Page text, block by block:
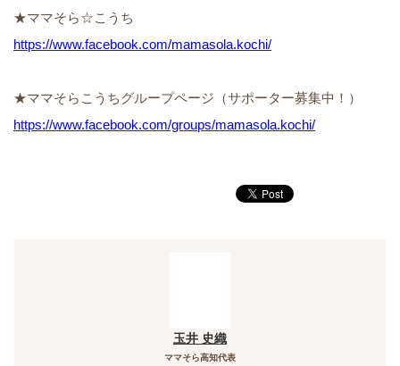
★ママそら☆こうち
https://www.facebook.com/mamasola.kochi/
★ママそらこうちグループページ（サポーター募集中！）
https://www.facebook.com/groups/mamasola.kochi/
玉井 史織
ママそら高知代表